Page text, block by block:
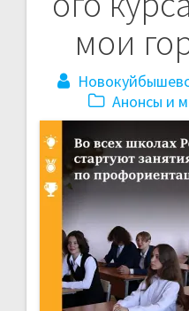
мои
Анонсы и
записям